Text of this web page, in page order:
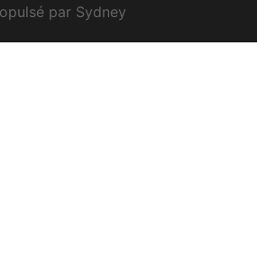
par Sydney